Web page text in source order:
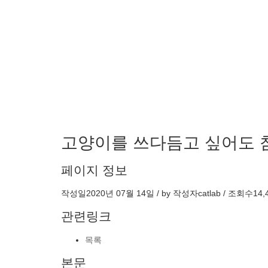
고양이를 쓰다듬고 싶어도
페이지 정보
작성일2020년 07월 14일 / by 작성자catlab / 조회수
관련링크
목록
본문